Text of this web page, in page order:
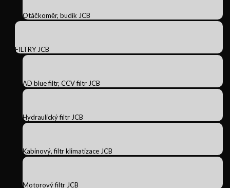
Otáčkoměr, budík JCB
FILTRY JCB
AD blue filtr, CCV filtr JCB
Hydraulický filtr JCB
Kabinový, filtr klimatizace JCB
Motorový filtr JCB